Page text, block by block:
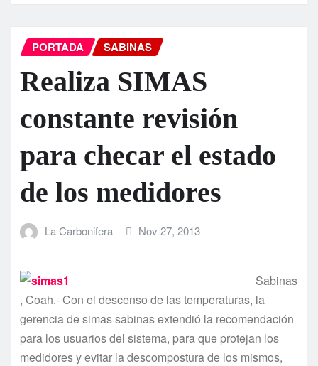
PORTADA SABINAS
Realiza SIMAS
constante revisión
para checar el estado
de los medidores
La Carbonifera Nov 27, 2013
Sabinas
, Coah.- Con el descenso de las temperaturas, la
gerencia de simas sabinas extendió la recomendación
para los usuarios del sistema, para que protejan los
medidores y evitar la descompostura de los mismos,